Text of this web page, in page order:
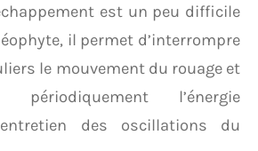
est un peu difficile
il permet d’interrompre
le mouvement du rouage et
l’énergie
des oscillations du